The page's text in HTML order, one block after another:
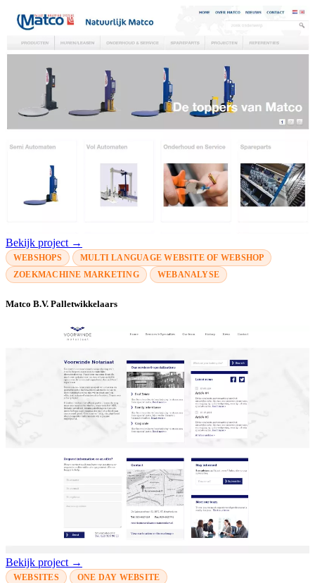
Bekijk project →
WEBSHOPS
MULTI LANGUAGE WEBSITE OF WEBSHOP
ZOEKMACHINE MARKETING
WEBANALYSE
Matco B.V. Palletwikkelaars
Bekijk project →
WEBSITES
ONE DAY WEBSITE